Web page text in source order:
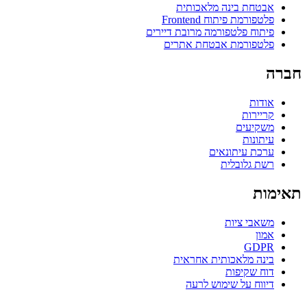
אבטחת בינה מלאכותית
פלטפורמת פיתוח Frontend
פיתוח פלטפורמה מרובת דיירים
פלטפורמת אבטחת אתרים
חברה
אודות
קריירות
משקיעים
עיתונות
ערכת עיתונאים
רשת גלובלית
תאימות
משאבי ציות
אמון
GDPR
בינה מלאכותית אחראית
דוח שקיפות
דיווח על שימוש לרעה